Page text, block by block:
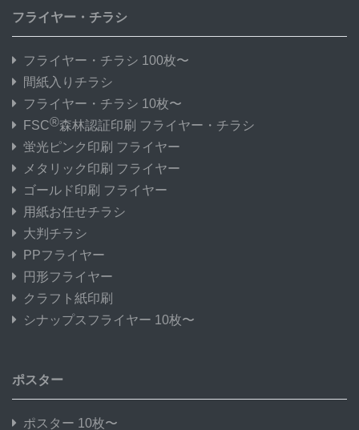
フライヤー・チラシ
フライヤー・チラシ 100枚〜
間紙入りチラシ
フライヤー・チラシ 10枚〜
FSC®森林認証印刷 フライヤー・チラシ
蛍光ピンク印刷 フライヤー
メタリック印刷 フライヤー
ゴールド印刷 フライヤー
用紙お任せチラシ
大判チラシ
PPフライヤー
円形フライヤー
クラフト紙印刷
シナップスフライヤー 10枚〜
ポスター
ポスター 10枚〜